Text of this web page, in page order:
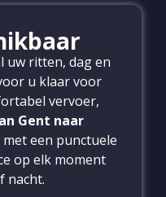
uw ritten, dag en
u klaar voor
vervoer,
Gent naar
met een punctuele
op elk moment
nacht.